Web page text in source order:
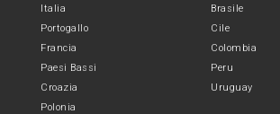
Italia
Portogallo
Francia
Paesi Bassi
Croazia
Polonia
Brasile
Cile
Colombia
Peru
Uruguay